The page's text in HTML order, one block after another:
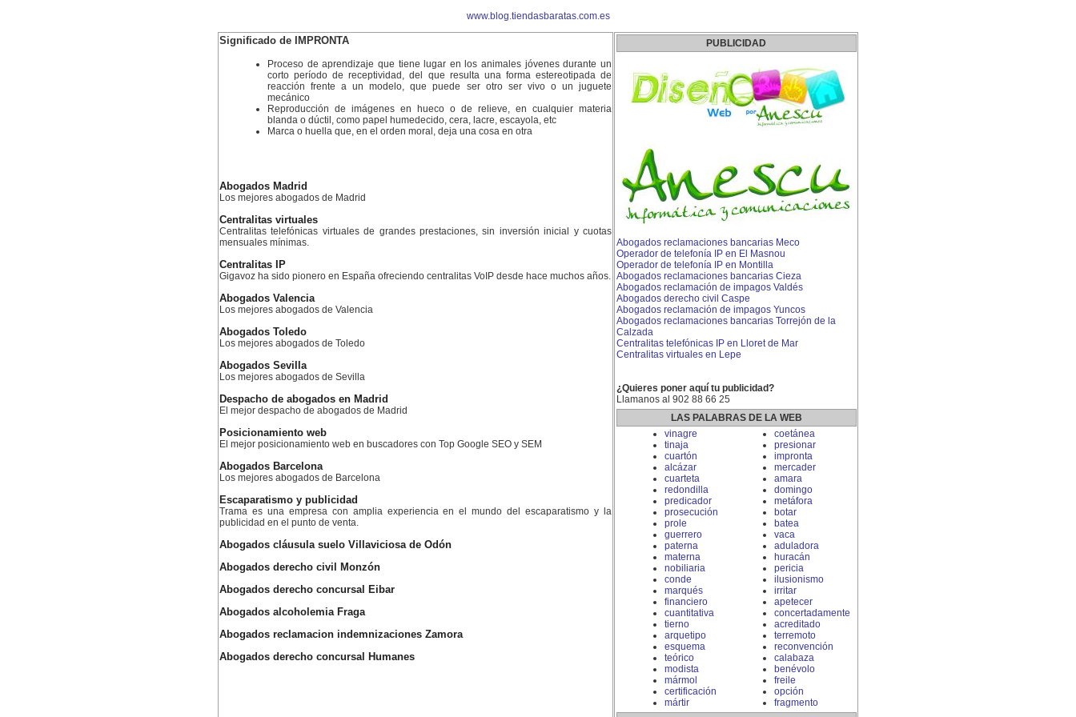
www.blog.tiendasbaratas.com.es
Significado de IMPRONTA
Proceso de aprendizaje que tiene lugar en los animales jóvenes durante un
corto período de receptividad, del que resulta una forma estereotipada de
reacción frente a un modelo, que puede ser otro ser vivo o un juguete
mecánico
Reproducción de imágenes en hueco o de relieve, en cualquier materia
blanda o dúctil, como papel humedecido, cera, lacre, escayola, etc
Marca o huella que, en el orden moral, deja una cosa en otra
Abogados Madrid
Los mejores abogados de Madrid
Centralitas virtuales
Centralitas telefónicas virtuales de grandes prestaciones, sin inversión inicial y cuotas
mensuales mínimas.
Centralitas IP
Gigavoz ha sido pionero en España ofreciendo centralitas VoIP desde hace muchos años.
Abogados Valencia
Los mejores abogados de Valencia
Abogados Toledo
Los mejores abogados de Toledo
Abogados Sevilla
Los mejores abogados de Sevilla
Despacho de abogados en Madrid
El mejor despacho de abogados de Madrid
Posicionamiento web
El mejor posicionamiento web en buscadores con Top Google SEO y SEM
Abogados Barcelona
Los mejores abogados de Barcelona
Escaparatismo y publicidad
Trama es una empresa con amplia experiencia en el mundo del escaparatismo y la
publicidad en el punto de venta.
Abogados cláusula suelo Villaviciosa de Odón
Abogados derecho civil Monzón
Abogados derecho concursal Eibar
Abogados alcoholemia Fraga
Abogados reclamacion indemnizaciones Zamora
Abogados derecho concursal Humanes
PUBLICIDAD
Abogados reclamaciones bancarias Meco
Operador de telefonía IP en El Masnou
Operador de telefonía IP en Montilla
Abogados reclamaciones bancarias Cieza
Abogados reclamación de impagos Valdés
Abogados derecho civil Caspe
Abogados reclamación de impagos Yuncos
Abogados reclamaciones bancarias Torrejón de la
Calzada
Centralitas telefónicas IP en Lloret de Mar
Centralitas virtuales en Lepe
¿Quieres poner aquí tu publicidad?
Llamanos al 902 88 66 25
LAS PALABRAS DE LA WEB
vinagre
tinaja
cuartón
alcázar
cuarteta
redondilla
predicador
prosecución
prole
guerrero
paterna
materna
nobiliaria
conde
marqués
financiero
cuantitativa
tierno
arquetipo
esquema
teórico
modista
mármol
certificación
mártir
coetánea
presionar
impronta
mercader
amara
domingo
metáfora
botar
batea
vaca
aduladora
huracán
pericia
ilusionismo
irritar
apetecer
concertadamente
acreditado
terremoto
reconvención
calabaza
benévolo
freile
opción
fragmento